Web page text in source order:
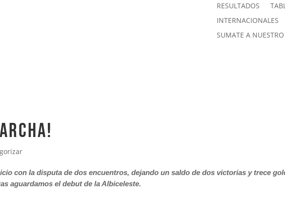
RESULTADOS
INTERNACIONALES
SUMATE A
con la disputa de dos encuentros, dejando un saldo de dos victorias y trece
aguardamos el debut de la Albiceleste.